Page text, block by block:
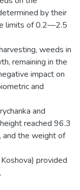
by their
limits of 0.2—2.5
weeds in
remaining in the
impact on
and
and
reached 96.3
and the weight of
provided